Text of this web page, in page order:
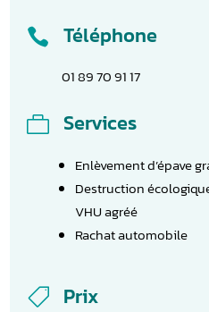
 Téléphone
01 89 70 91 17
 Services
Enlèvement d’épave
Destruction
VHU agréé
Rachat automobile
 Prix